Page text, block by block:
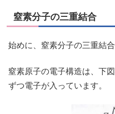
窒素分子の三重結合
始めに、窒素分子の三重結
窒素原子の電子構造は、下
ずつ電子が入っています。